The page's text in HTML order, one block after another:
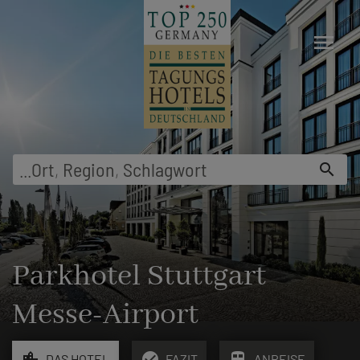
Ort, Region, Schlagwort search
menu
Parkhotel Stuttgart
Messe-Airport